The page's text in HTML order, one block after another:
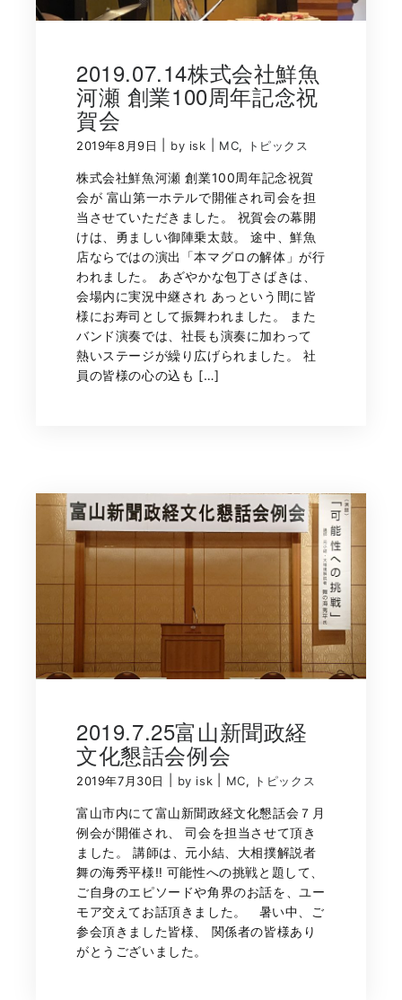
2019.07.14株式会社鮮魚
河瀬 創業100周年記念祝
賀会
2019年8月9日 by isk MC, トピックス
株式会社鮮魚河瀬 創業100周年記念祝賀
会が 富山第一ホテルで開催され司会を担
当させていただきました。 祝賀会の幕開
けは、勇ましい御陣乗太鼓。 途中、鮮魚
店ならではの演出「本マグロの解体」が行
われました。 あざやかな包丁さばきは、
会場内に実況中継され あっという間に皆
様にお寿司として振舞われました。 また
バンド演奏では、社長も演奏に加わって
熱いステージが繰り広げられました。 社
員の皆様の心の込も […]
2019.7.25富山新聞政経
文化懇話会例会
2019年7月30日 by isk MC, トピックス
富山市内にて富山新聞政経文化懇話会７月
例会が開催され、 司会を担当させて頂き
ました。 講師は、元小結、大相撲解説者
舞の海秀平様‼️ 可能性への挑戦と題して、
ご自身のエピソードや角界のお話を、ユー
モア交えてお話頂きました。 暑い中、ご
参会頂きました皆様、 関係者の皆様あり
がとうございました。